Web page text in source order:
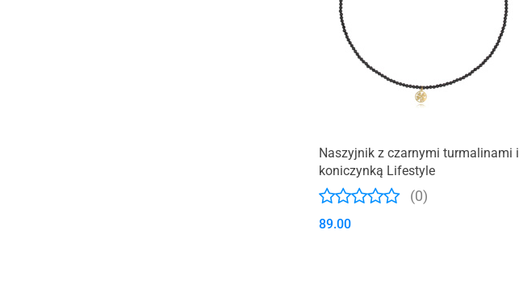
Naszyjnik z czarnymi turmalinami i
koniczynką Lifestyle
(0)
89.00